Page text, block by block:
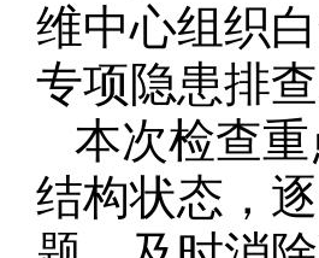
维中心组织
专项隐患排查
本次检查
结构状态，